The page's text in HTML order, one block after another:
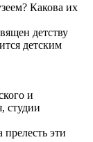
Какова их
детству
детским
и
студии
прелесть эти